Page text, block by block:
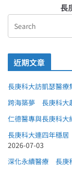
長
近期文章
長庚科大訪凱瑟醫療
跨海築夢 長庚科大
仁德醫專與長庚科
長庚科大連四年穩居
2026-07-03
深化永續醫療 長庚